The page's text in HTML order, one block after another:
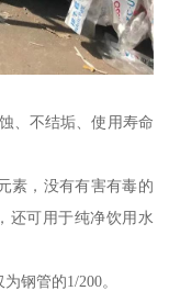
、不结垢、使用寿命
素，没有有害有毒的
还可用于纯净饮用水
钢管的1/200。